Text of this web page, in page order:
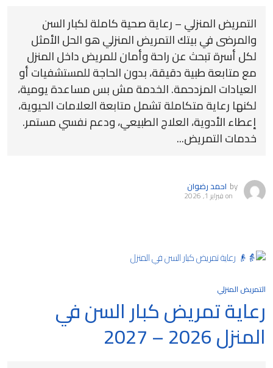
التمريض المنزلي – رعاية صحية كاملة لكبار السن
والمرضى في بيتك التمريض المنزلي هو الحل الأمثل
لكل أسرة تبحث عن راحة وأمان للمريض داخل المنزل
مع متابعة طبية دقيقة، بدون الحاجة للمستشفيات أو
العيادات المزدحمة. الخدمة مش بس مساعدة يومية،
لكنها رعاية متكاملة تشمل متابعة العلامات الحيوية،
إعطاء الأدوية، العلاج الطبيعي، ودعم نفسي مستمر.
خدمات التمريض...
by احمد رضوان
onفبراير 1, 2026
التمريض المنزلي
رعاية تمريض كبار السن في
المنزل 2026 – 2027